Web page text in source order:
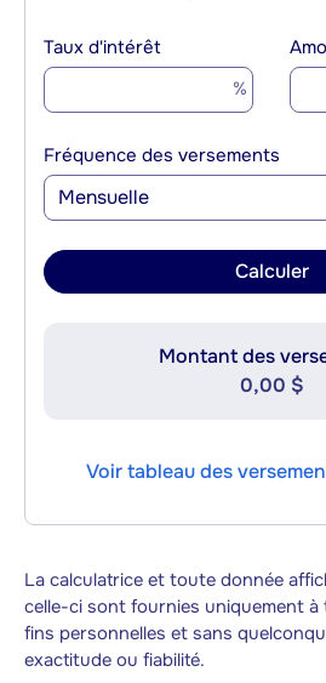
Taux d'intérêt
%
Fréquence des versements
Mensuelle
Calculer
Montant des
0,00 $
Voir tableau des
La calculatrice et toute donnée
celle-ci sont fournies uniquement
fins personnelles et sans
exactitude ou fiabilité.